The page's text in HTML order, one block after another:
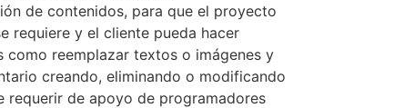
de contenidos, para que el proyecto
requiere y el cliente pueda hacer
como reemplazar textos o imágenes y
creando, eliminando o modificando
requerir de apoyo de programadores